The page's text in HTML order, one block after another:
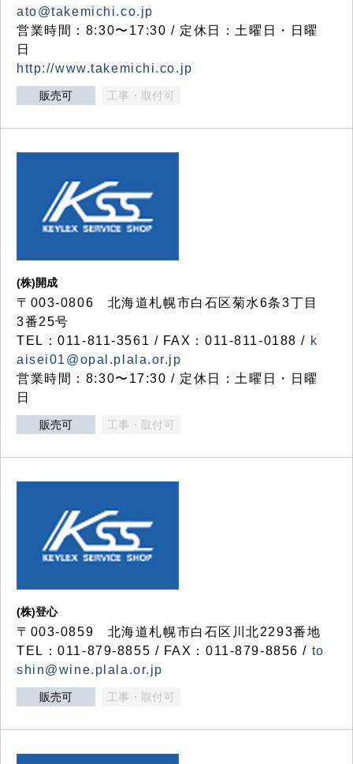
ato@takemichi.co.jp
営業時間：8:30〜17:30 / 定休日：土曜日・日曜
日
http://www.takemichi.co.jp
販売可 工事・取付可
(株)開成
〒003-0806 北海道札幌市白石区菊水6条3丁目
3番25号
TEL：011-811-3561 / FAX：011-811-0188 / k
aisei01@opal.plala.or.jp
営業時間：8:30〜17:30 / 定休日：土曜日・日曜
日
販売可 工事・取付可
(株)登心
〒003-0859 北海道札幌市白石区川北2293番地
TEL：011-879-8855 / FAX：011-879-8856 / to
shin@wine.plala.or.jp
販売可 工事・取付可